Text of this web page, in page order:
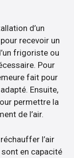
d’un
recevoir un
frigoriste ou
Pour
fait pour
Ensuite,
permettre la
de l’air.
l’air
en capacité